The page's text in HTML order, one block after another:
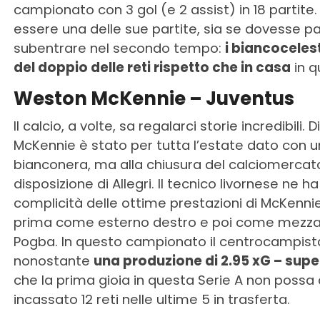
campionato con 3 gol (e 2 assist) in 18
essere una delle sue partite, sia se dovesse
subentrare nel secondo tempo: i
del doppio delle reti rispetto che in casa in
Weston McKennie – Juventus
Il calcio, a volte, sa regalarci storie incredibili.
McKennie è stato per tutta l’estate dato con
bianconera, ma alla chiusura del
disposizione di Allegri. Il tecnico livornese ne
complicità delle ottime prestazioni di
prima come esterno destro e poi come
Pogba. In questo campionato il
nonostante una produzione di 2.95 xG –
che la prima gioia in questa Serie A non
incassato 12 reti nelle ultime 5 in trasferta.